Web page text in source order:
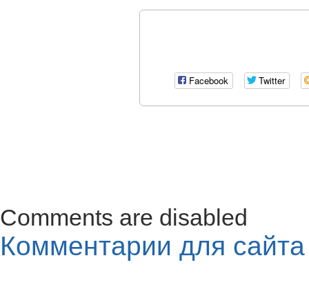
Facebook Twitter
Comments are disabled
Комментарии для